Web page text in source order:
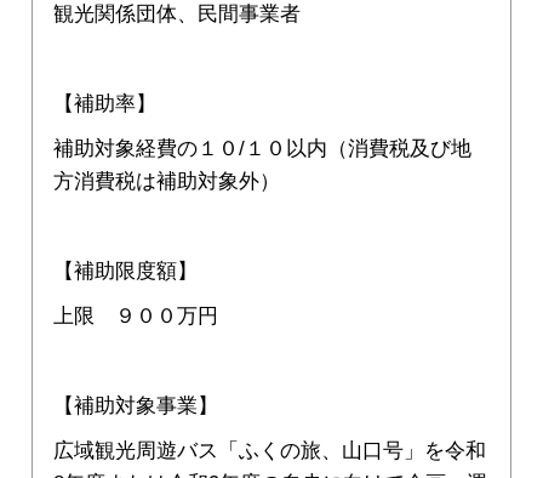
観光関係団体、民間事業者
【補助率】
補助対象経費の１０/１０以内（消費税及び地
方消費税は補助対象外）
【補助限度額】
上限 ９００万円
【補助対象事業】
広域観光周遊バス「ふくの旅、山口号」を令和